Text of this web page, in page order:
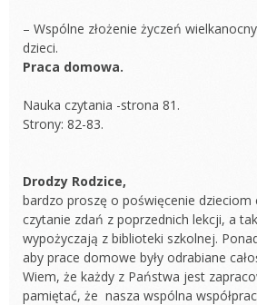
– Wspólne złożenie życzeń
dzieci.
Praca domowa.
Nauka czytania -strona 81.
Strony: 82-83.
Drodzy Rodzice,
bardzo proszę o poświęcenie dzieciom
czytanie zdań z poprzednich lekcji, a
wypożyczają z biblioteki szkolnej.
aby prace domowe były odrabiane
Wiem, że każdy z Państwa jest
pamiętać, że nasza wspólna